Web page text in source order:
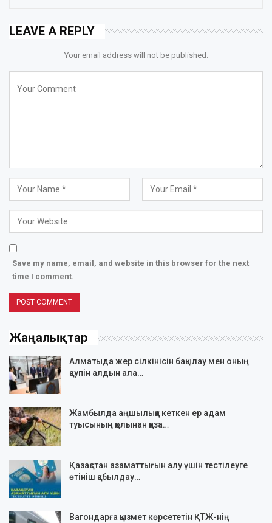
LEAVE A REPLY
Your email address will not be published.
Save my name, email, and website in this browser for the next
time I comment.
Жаңалықтар
Алматыда жер сілкінісін бақылау мен оның
қаупін алдын ала…
Жамбылда аңшылыққа кеткен ер адам
туысының қолынан қаза…
Қазақстан азаматтығын алу үшін тестілеуге
өтініш қабылдау…
Вагондарға қызмет көрсететін ҚТЖ-нің